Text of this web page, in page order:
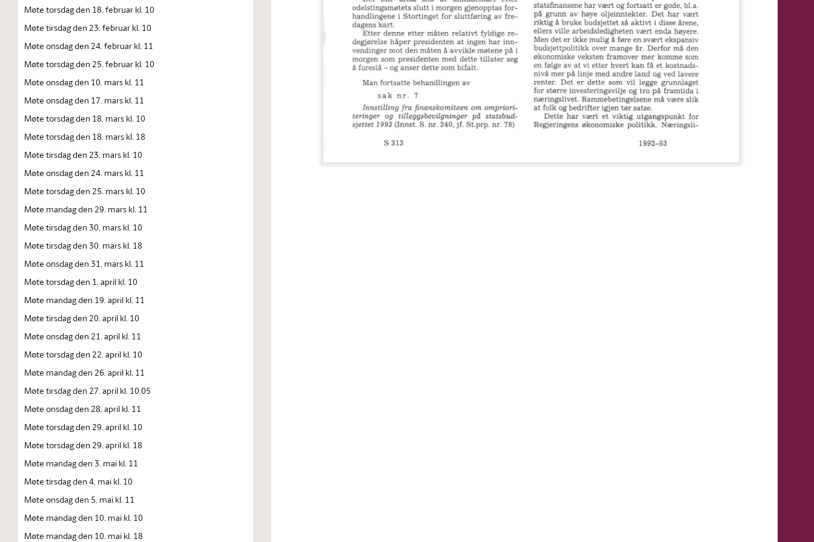
Møte torsdag den 18. februar kl. 10
Møte tirsdag den 23. februar kl. 10
Møte onsdag den 24. februar kl. 11
Møte torsdag den 25. februar kl. 10
Møte onsdag den 10. mars kl. 11
Møte onsdag den 17. mars kl. 11
Møte torsdag den 18. mars kl. 10
Møte torsdag den 18. mars kl. 18
Møte tirsdag den 23. mars kl. 10
Møte onsdag den 24. mars kl. 11
Møte torsdag den 25. mars kl. 10
Møte mandag den 29. mars kl. 11
Møte tirsdag den 30. mars kl. 10
Møte tirsdag den 30. mars kl. 18
Møte onsdag den 31. mars kl. 11
Møte torsdag den 1. april kl. 10
Møte mandag den 19. april kl. 11
Møte tirsdag den 20. april kl. 10
Møte onsdag den 21. april kl. 11
Møte torsdag den 22. april kl. 10
Møte mandag den 26. april kl. 11
Møte tirsdag den 27. april kl. 10.05
Møte onsdag den 28. april kl. 11
Møte torsdag den 29. april kl. 10
Møte torsdag den 29. april kl. 18
Møte mandag den 3. mai kl. 11
Møte tirsdag den 4. mai kl. 10
Møte onsdag den 5. mai kl. 11
Møte mandag den 10. mai kl. 10
Møte mandag den 10. mai kl. 18